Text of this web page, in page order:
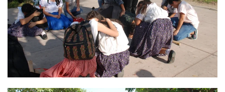
Ver